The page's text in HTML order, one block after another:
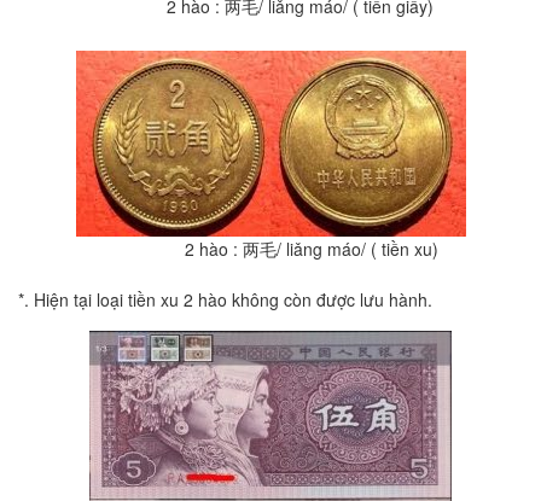
2 hào : 两毛/ liǎng máo/ ( tiền giấy)
2 hào : 两毛/ liǎng máo/ ( tiền xu)
*. Hiện tại loại tiền xu 2 hào không còn được lưu hành.